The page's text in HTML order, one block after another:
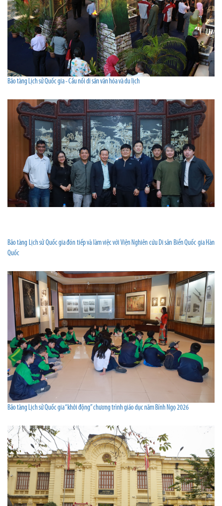
Bảo tàng Lịch sử Quốc gia - Cầu nối di sản văn hóa và du lịch
Bảo tàng Lịch sử Quốc gia đón tiếp và làm việc với Viện Nghiên cứu Di sản Biển Quốc gia Hàn
Quốc
Bảo tàng Lịch sử Quốc gia “khởi động” chương trình giáo dục năm Bính Ngọ 2026